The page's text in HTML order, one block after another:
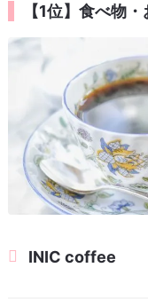
【1位】食べ物
INIC coffee